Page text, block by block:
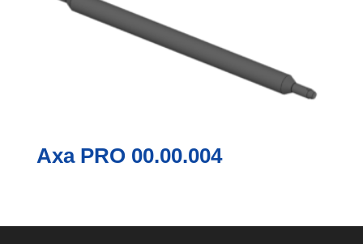
Axa PRO 00.00.004